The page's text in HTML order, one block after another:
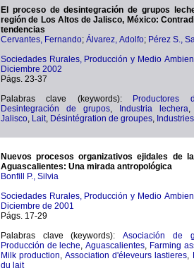
El proceso de desintegración de grupos
región de Los Altos de Jalisco, México:
tendencias
Cervantes, Fernando; Álvarez, Adolfo; Pérez S.,
Sociedades Rurales, Producción y Medio
Diciembre 2002
Págs. 23-37
Palabras clave (keywords): Productores
Desintegración de grupos
Industria lechera
Jalisco Lait Désintégration de groupes Industries
Nuevos procesos organizativos ejidales de
Aguascalientes: Una mirada antropológica
Bonfill P., Silvia
Sociedades Rurales, Producción y Medio
Diciembre de 2001
Págs. 17-29
Palabras clave (keywords): Asociación de
Producción de leche Aguascalientes Farming
Milk production Association d'éleveurs lastieres
du lait